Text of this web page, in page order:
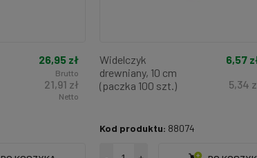
26,95 zł
Brutto
21,91 zł
Netto
Widelczyk
drewniany, 10 cm
(paczka 100 szt.)
6,57
5,34
Kod produktu: 88074